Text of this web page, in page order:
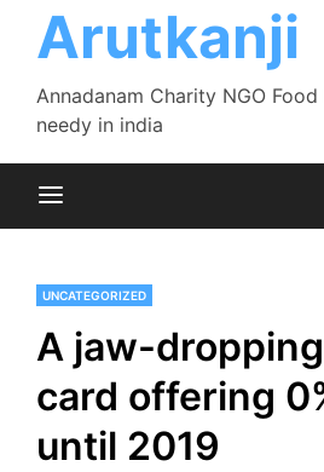
Arutkanji
Annadanam Charity NGO
needy in india
UNCATEGORIZED
A jaw-
card offering
until 2019